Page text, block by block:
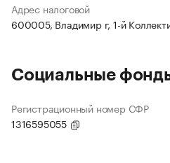
Адрес налоговой
600005, Владимир г, 1-й
Социальные
Регистрационный номер СФР
1316595055